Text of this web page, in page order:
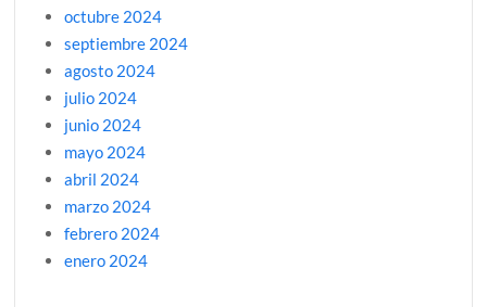
octubre 2024
septiembre 2024
agosto 2024
julio 2024
junio 2024
mayo 2024
abril 2024
marzo 2024
febrero 2024
enero 2024